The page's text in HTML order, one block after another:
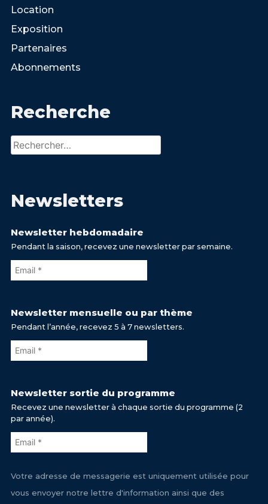
Location
Exposition
Partenaires
Abonnements
Recherche
Rechercher :
Newsletters
Newsletter hebdomadaire
Pendant la saison, recevez une newsletter par semaine.
Newsletter mensuelle ou par thème
Pendant l’année, recevez 5 à 7 newsletters.
Newsletter sortie du programme
Recevez une newsletter à chaque sortie du programme (2
par année).
Votre adresse de messagerie est uniquement utilisée pour
vous envoyer notre lettre d'information ainsi que des